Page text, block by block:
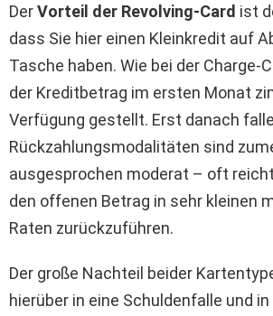
DerVorteil der Revolving-Card ist
dass Sie hier einen Kleinkredit auf
Tasche haben. Wie bei der Charge-
der Kreditbetrag im ersten Monat
Verfügung gestellt. Erst danach
Rückzahlungsmodalitäten sind
ausgesprochen moderat – oft
den offenen Betrag in sehr kleinen
Raten zurückzuführen.
Der große Nachteil beider
hierüber in eine Schuldenfalle und in